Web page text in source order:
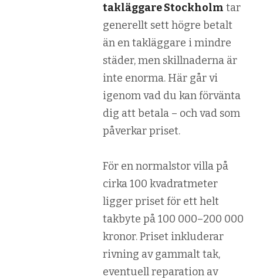
takläggare Stockholm tar
generellt sett högre betalt
än en takläggare i mindre
städer, men skillnaderna är
inte enorma. Här går vi
igenom vad du kan förvänta
dig att betala – och vad som
påverkar priset.
För en normalstor villa på
cirka 100 kvadratmeter
ligger priset för ett helt
takbyte på 100 000–200 000
kronor. Priset inkluderar
rivning av gammalt tak,
eventuell reparation av